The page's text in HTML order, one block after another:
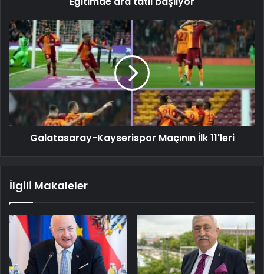
Galatasaray-Kayserispor Maçının İlk 11'leri
İlgili Makaleler